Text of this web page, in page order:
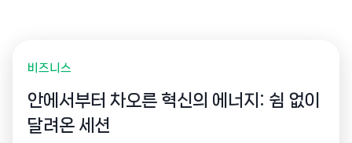
비즈니스
안에서부터 차오른 혁신의 에너지: 쉼 없이
달려온 세션